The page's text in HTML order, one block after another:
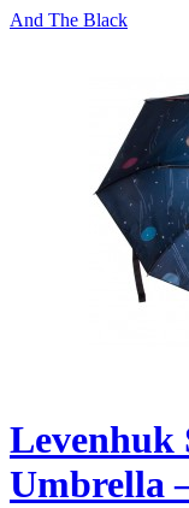
And The Black
Levenhuk
Umbrella